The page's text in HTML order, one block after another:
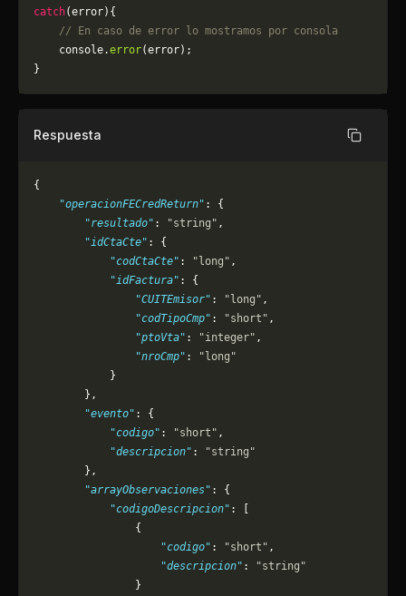
catch(error){
    // En caso de error lo mostramos por consola
	console.
error(error);
}
Respuesta Copiar
{
    "operacionFECredReturn"
: {
        "resultado"
: "string" ,
        "idCtaCte"
: {
            "codCtaCte"
: "long" ,
            "idFactura"
: {
                "CUITEmisor"
: "long" ,
                "codTipoCmp"
: "short" ,
                "ptoVta"
: "integer" ,
                "nroCmp"
:
"long"
            }
        },
        "evento"
: {
            "codigo"
: "short" ,
            "descripcion"
:
"string"
        },
        "arrayObservaciones"
: {
            "codigoDescripcion"
: [
                {
                    "codigo"
: "short" ,
                    "descripcion"
:
"string"
                }